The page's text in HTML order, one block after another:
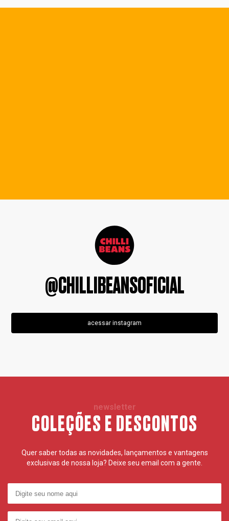
@CHILLIBEANSOFICIAL
acessar instagram
newsletter
COLEÇÕES E DESCONTOS
Quer saber todas as novidades, lançamentos e vantagens
exclusivas de nossa loja? Deixe seu email com a gente.